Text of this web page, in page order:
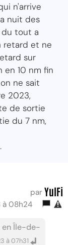
n'arrive
nuit des
du tout a
retard et ne
sur
en 10 nm fin
ne sait
2023,
de sortie
du 7 nm,
par YulFi
08h24
en Île-de-
à 07h31